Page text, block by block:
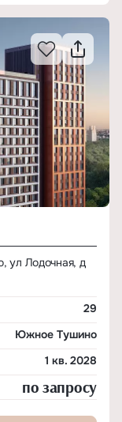
ул Лодочная, д
29
Южное Тушино
1 кв. 2028
по запросу